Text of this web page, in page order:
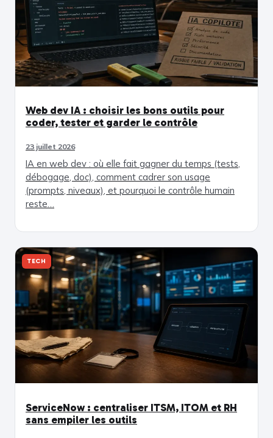
Web dev IA : choisir les bons outils pour
coder, tester et garder le contrôle
23 juillet 2026
IA en web dev : où elle fait gagner du temps (tests,
débogage, doc), comment cadrer son usage
(prompts, niveaux), et pourquoi le contrôle humain
reste…
TECH
ServiceNow : centraliser ITSM, ITOM et RH
sans empiler les outils